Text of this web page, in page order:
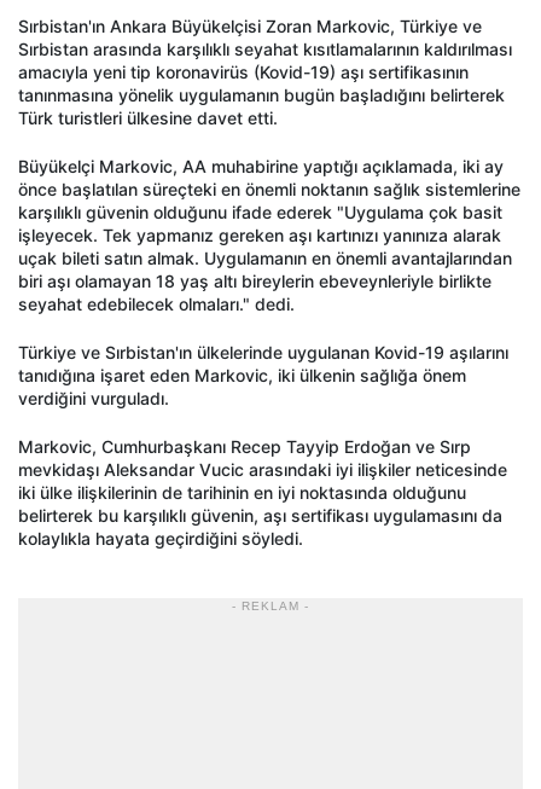
Sırbistan'ın Ankara Büyükelçisi Zoran Markovic, Türkiye ve
Sırbistan arasında karşılıklı seyahat kısıtlamalarının kaldırılması
amacıyla yeni tip koronavirüs (Kovid-19) aşı sertifikasının
tanınmasına yönelik uygulamanın bugün başladığını belirterek
Türk turistleri ülkesine davet etti.
Büyükelçi Markovic, AA muhabirine yaptığı açıklamada, iki ay
önce başlatılan süreçteki en önemli noktanın sağlık sistemlerine
karşılıklı güvenin olduğunu ifade ederek "Uygulama çok basit
işleyecek. Tek yapmanız gereken aşı kartınızı yanınıza alarak
uçak bileti satın almak. Uygulamanın en önemli avantajlarından
biri aşı olamayan 18 yaş altı bireylerin ebeveynleriyle birlikte
seyahat edebilecek olmaları." dedi.
Türkiye ve Sırbistan'ın ülkelerinde uygulanan Kovid-19 aşılarını
tanıdığına işaret eden Markovic, iki ülkenin sağlığa önem
verdiğini vurguladı.
Markovic, Cumhurbaşkanı Recep Tayyip Erdoğan ve Sırp
mevkidaşı Aleksandar Vucic arasındaki iyi ilişkiler neticesinde
iki ülke ilişkilerinin de tarihinin en iyi noktasında olduğunu
belirterek bu karşılıklı güvenin, aşı sertifikası uygulamasını da
kolaylıkla hayata geçirdiğini söyledi.
- REKLAM -